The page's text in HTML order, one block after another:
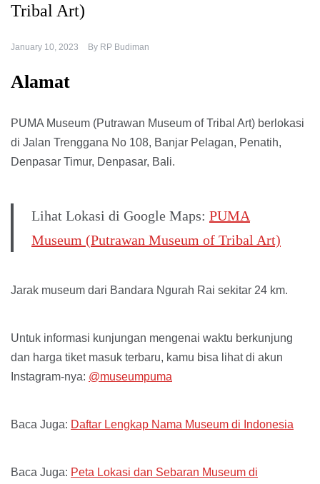
Tribal Art)
January 10, 2023 By RP Budiman
Alamat
PUMA Museum (Putrawan Museum of Tribal Art) berlokasi
di Jalan Trenggana No 108, Banjar Pelagan, Penatih,
Denpasar Timur, Denpasar, Bali.
Lihat Lokasi di Google Maps: PUMA
Museum (Putrawan Museum of Tribal Art)
Jarak museum dari Bandara Ngurah Rai sekitar 24 km.
Untuk informasi kunjungan mengenai waktu berkunjung
dan harga tiket masuk terbaru, kamu bisa lihat di akun
Instagram-nya: @museumpuma
Baca Juga: Daftar Lengkap Nama Museum di Indonesia
Baca Juga: Peta Lokasi dan Sebaran Museum di